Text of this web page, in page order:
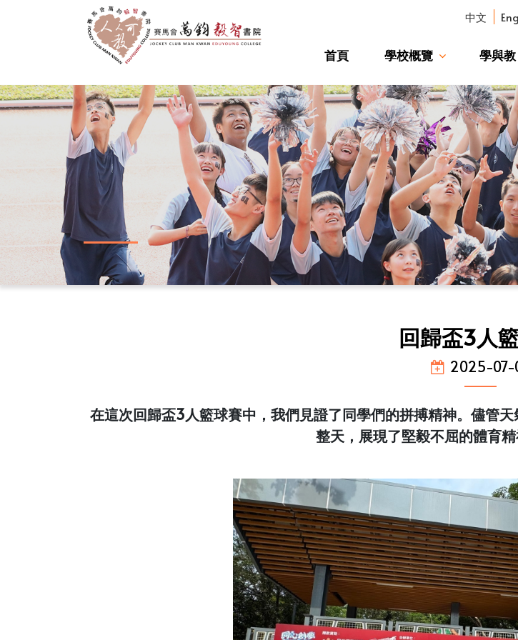
中文 Eng
首頁 學校概覽 學與教
回歸盃3人
2025-07-
在這次回歸盃3人籃球賽中，我們見證了同學們的拼搏精神。儘管
整天，展現了堅毅不屈的體育